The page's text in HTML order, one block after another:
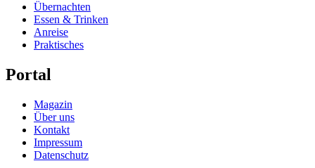
Übernachten
Essen & Trinken
Anreise
Praktisches
Portal
Magazin
Über uns
Kontakt
Impressum
Datenschutz